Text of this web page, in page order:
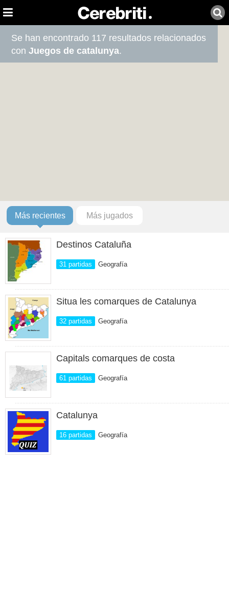
Se han encontrado 117 resultados relacionados
conJuegos de catalunya.
Más recientes Más jugados
Destinos Cataluña
31 partidas Geografía
Situa les comarques de Catalunya
32 partidas Geografía
Capitals comarques de costa
61 partidas Geografía
Catalunya
16 partidas Geografía